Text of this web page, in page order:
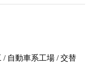
/ 自動車系工場 / 交替